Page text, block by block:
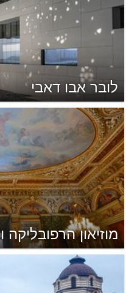
לובר אבו דאבי
מוזיאון הרפובליקה